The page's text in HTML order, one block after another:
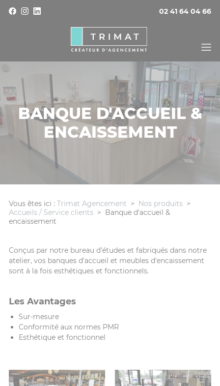
02 41 64 04 66
BANQUE D'ACCUEIL &
ENCAISSEMENT
Vous êtes ici : Trimat Agencement > Nos produits>
Accueils / Service clients> Banque d'accueil &
encaissement
Conçus par notre bureau d'études et fabriqués dans notre
atelier, vos banques d'accueil et meubles d'encaissement
sont à la fois esthétiques et fonctionnels.
Les Avantages
Sur-mesure
Conformité aux normes PMR
Esthétique et fonctionnel